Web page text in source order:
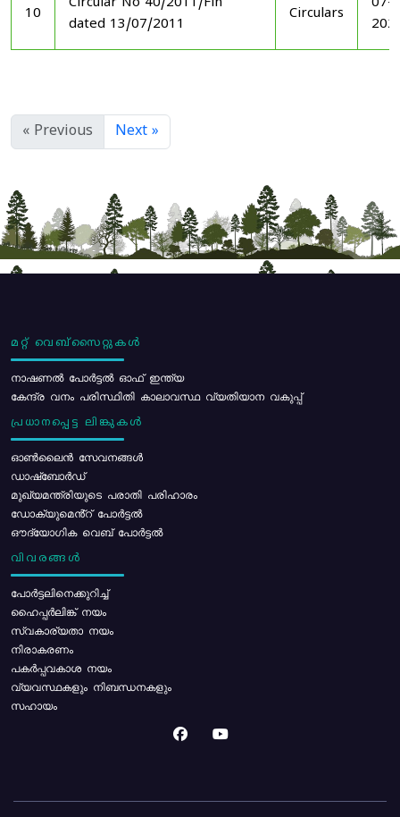
10
dated 13/07/2011
Circulars
« Previous Next »
മറ്റ് വെബ്സൈറ്റുകൾ
നാഷണൽ പോർട്ടൽ ഓഫ് ഇന്ത്യ
കേന്ദ്ര വനം പരിസ്ഥിതി കാലാവസ്ഥ വ്യതിയാന വകുപ്പ്
പ്രധാനപ്പെട്ട ലിങ്കുകൾ
ഓൺലൈൻ സേവനങ്ങൾ
ഡാഷ്ബോർഡ്
മുഖ്യമന്ത്രിയുടെ പരാതി പരിഹാരം
ഡോക്യുമെൻ്റ് പോർട്ടൽ
ഔദ്യോഗിക വെബ് പോർട്ടൽ
വിവരങ്ങൾ
പോര്‍ട്ടലിനെക്കുറിച്ച്
ഹൈപ്പർലിങ്ക് നയം
സ്വകാര്യതാ നയം
നിരാകരണം
പകർപ്പവകാശ നയം
വ്യവസ്ഥകളും നിബന്ധനകളും
സഹായം